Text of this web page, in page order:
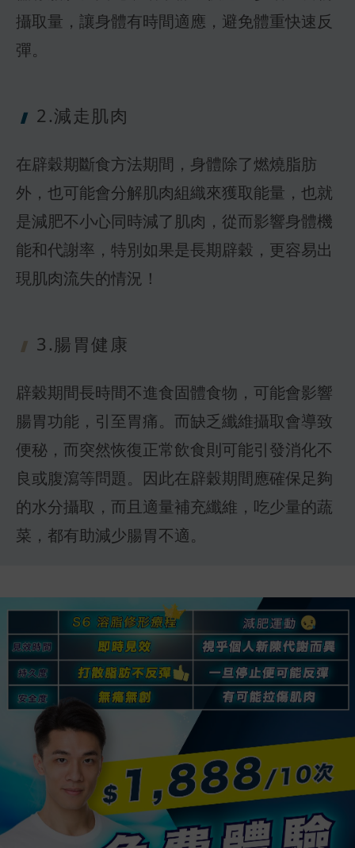
攝取量，讓身體有時間適應，避免體重快速反
彈。
2.減走肌肉
在辟穀期斷食方法期間，身體除了燃燒脂肪
外，也可能會分解肌肉組織來獲取能量，也就
是減肥不小心同時減了肌肉，從而影響身體機
能和代謝率，特別如果是長期辟穀，更容易出
現肌肉流失的情況！
3.腸胃健康
辟穀期間長時間不進食固體食物，可能會影響
腸胃功能，引至胃痛。而缺乏纖維攝取會導致
便秘，而突然恢復正常飲食則可能引發消化不
良或腹瀉等問題。因此在辟穀期間應確保足夠
的水分攝取，而且適量補充纖維，吃少量的蔬
菜，都有助減少腸胃不適。